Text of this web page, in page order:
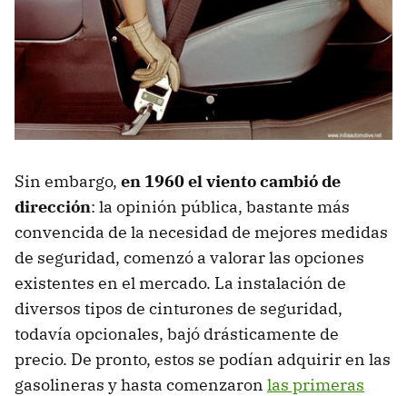
Sin embargo, en 1960 el viento cambió de
dirección: la opinión pública, bastante más
convencida de la necesidad de mejores medidas
de seguridad, comenzó a valorar las opciones
existentes en el mercado. La instalación de
diversos tipos de cinturones de seguridad,
todavía opcionales, bajó drásticamente de
precio. De pronto, estos se podían adquirir en las
gasolineras y hasta comenzaron las primeras